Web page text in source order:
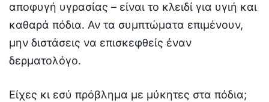
αποφυγή υγρασίας – είναι το κλειδί για υγιή και
καθαρά πόδια. Αν τα συμπτώματα επιμένουν,
μην διστάσεις να επισκεφθείς έναν
δερματολόγο.
Είχες κι εσύ πρόβλημα με μύκητες στα πόδια;